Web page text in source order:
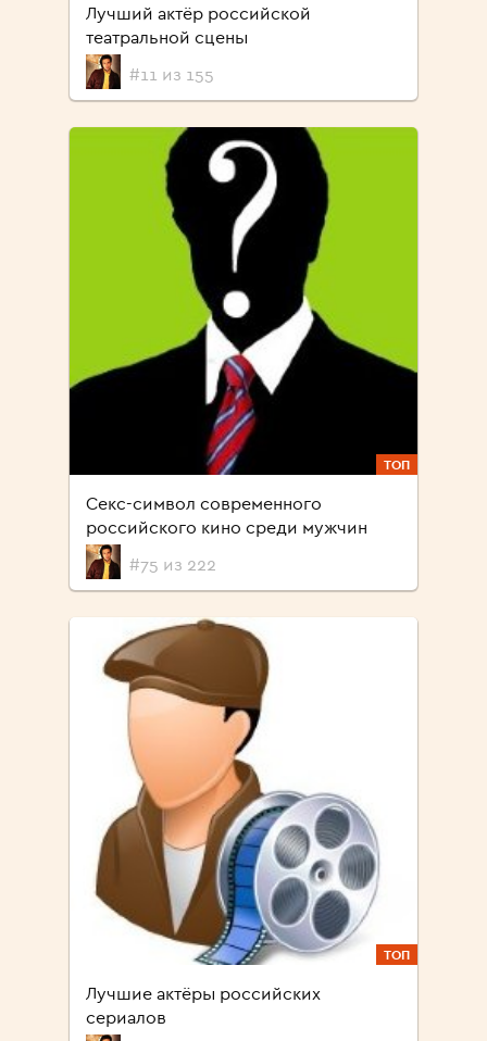
Лучший актёр российской
театральной сцены
#11 из 155
ТОП
Секс-символ современного
российского кино среди мужчин
#75 из 222
ТОП
Лучшие актёры российских
сериалов